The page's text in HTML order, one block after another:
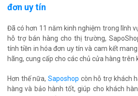
đơn uy tín
Đã có hơn 11 năm kinh nghiệm trong lĩnh
hỗ trợ bán hàng cho thị trường,
tính tiền in hóa đơn uy tín và cam kết
hãng, cung cấp cho các chủ cửa hàng trên
Hơn thế nữa, Saposhop còn hỗ trợ khách
hàng và bảo hành tốt, giúp cho khách